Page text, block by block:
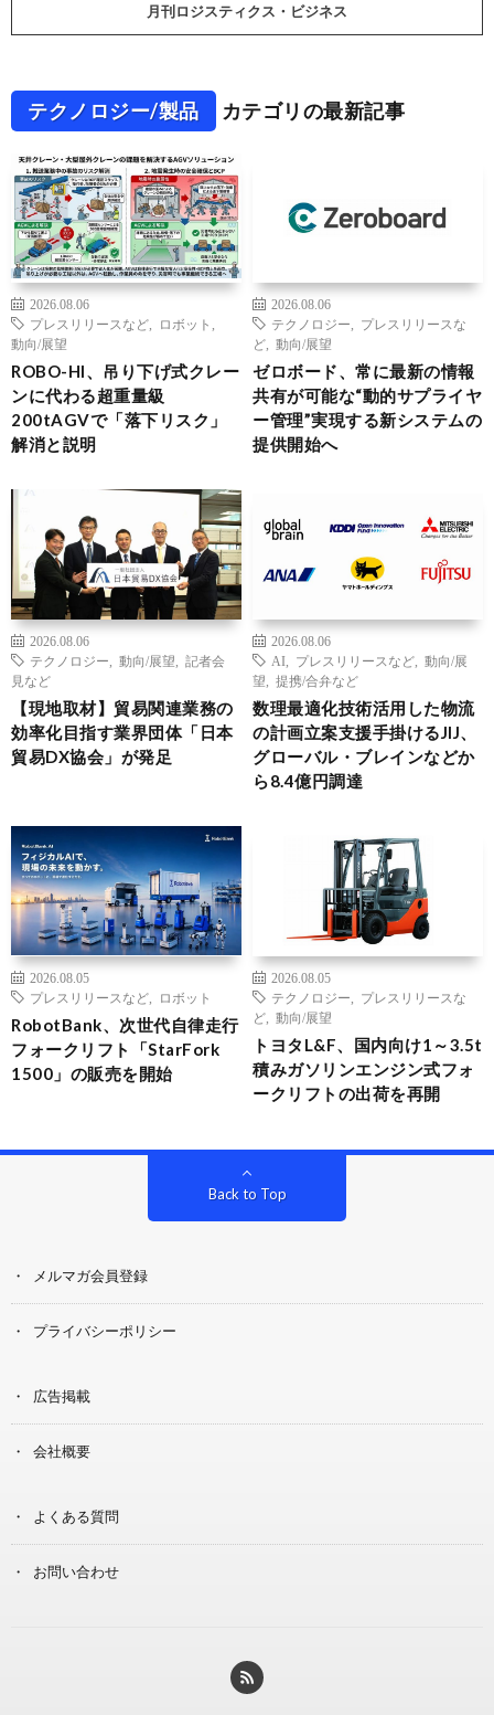
月刊ロジスティクス・ビジネス
テクノロジー/製品 カテゴリの最新記事
2026.08.06
プレスリリースなど
ロボット
動向/展望
ROBO-HI、吊り下げ式クレー
ンに代わる超重量級
200tAGVで「落下リスク」
解消と説明
2026.08.06
テクノロジー
プレスリリースな
ど
動向/展望
ゼロボード、常に最新の情報
共有が可能な“動的サプライヤ
ー管理”実現する新システムの
提供開始へ
2026.08.06
テクノロジー
動向/展望
記者会
見など
【現地取材】貿易関連業務の
効率化目指す業界団体「日本
貿易DX協会」が発足
2026.08.06
AI
プレスリリースなど
動向/展
望
提携/合弁など
数理最適化技術活用した物流
の計画立案支援手掛けるJIJ、
グローバル・ブレインなどか
ら8.4億円調達
2026.08.05
プレスリリースなど
ロボット
RobotBank、次世代自律走行
フォークリフト「StarFork
1500」の販売を開始
2026.08.05
テクノロジー
プレスリリースな
ど
動向/展望
トヨタL&F、国内向け1～3.5t
積みガソリンエンジン式フォ
ークリフトの出荷を再開
Back to Top
メルマガ会員登録
プライバシーポリシー
広告掲載
会社概要
よくある質問
お問い合わせ